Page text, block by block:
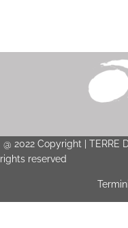
@ 2022 Copyright | TERRE
rights reserved